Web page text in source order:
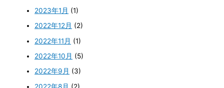
2023年1月 (1)
2022年12月 (2)
2022年11月 (1)
2022年10月 (5)
2022年9月 (3)
2022年8月 (2)